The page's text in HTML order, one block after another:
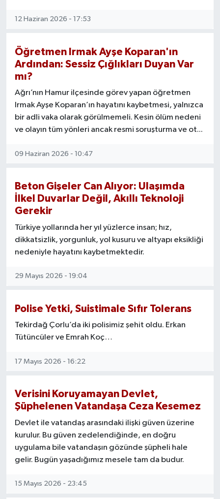
12 Haziran 2026 - 17:53
Öğretmen Irmak Ayşe Koparan'ın
Ardından: Sessiz Çığlıkları Duyan Var
mı?
Ağrı’nın Hamur ilçesinde görev yapan öğretmen
Irmak Ayşe Koparan’ın hayatını kaybetmesi, yalnızca
bir adli vaka olarak görülmemeli. Kesin ölüm nedeni
ve olayın tüm yönleri ancak resmi soruşturma ve ot...
09 Haziran 2026 - 10:47
Beton Gişeler Can Alıyor: Ulaşımda
İlkel Duvarlar Değil, Akıllı Teknoloji
Gerekir
Türkiye yollarında her yıl yüzlerce insan; hız,
dikkatsizlik, yorgunluk, yol kusuru ve altyapı eksikliği
nedeniyle hayatını kaybetmektedir.
29 Mayıs 2026 - 19:04
Polise Yetki, Suistimale Sıfır Tolerans
Tekirdağ Çorlu’da iki polisimiz şehit oldu. Erkan
Tütüncüler ve Emrah Koç…
17 Mayıs 2026 - 16:22
Verisini Koruyamayan Devlet,
Şüphelenen Vatandaşa Ceza Kesemez
Devlet ile vatandaş arasındaki ilişki güven üzerine
kurulur. Bu güven zedelendiğinde, en doğru
uygulama bile vatandaşın gözünde şüpheli hale
gelir. Bugün yaşadığımız mesele tam da budur.
15 Mayıs 2026 - 23:45